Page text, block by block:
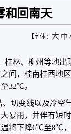
和回南天
【字体： 大 中
桂林、柳州等地出
间，桂南桂西地
32℃。
、切变线以及冷空
暴雨，并伴有短
温将下降6℃至8℃